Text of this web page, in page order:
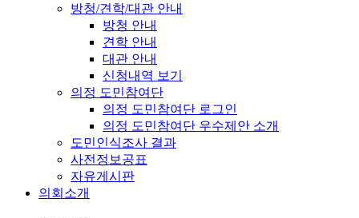
방청/견학/대관 안내
방청 안내
견학 안내
대관 안내
신청내역 보기
의정 도민참여단
의정 도민참여단 로그인
의정 도민참여단 우수제안 소개
도민인식조사 결과
사전정보공표
자유게시판
의회소개